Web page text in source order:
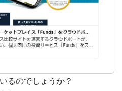
るのでしょうか？